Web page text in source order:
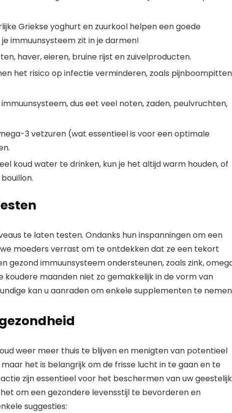
Griekse yoghurt en zuurkool helpen een goede
immuunsysteem zit in je darmen!
haver, eieren, bruine rijst en zuivelproducten.
het risico op infectie verminderen, zoals
dus eet veel noten, zaden, peulvruchten,
3 vetzuren (wat essentieel is voor een optimale
koud water te drinken, kun je het altijd warm houden, of
te laten testen. Ondanks hun inspanningen om een
moeders verrast om te ontdekken dat ze een tekort
gezond immuunsysteem ondersteunen, zoals zink,
koudere maanden niet zo gemakkelijk in de vorm van
kan u aanraden om enkele supplementen te
weer meer thuis te blijven en menigten van potentieel
het is belangrijk om de frisse lucht in te gaan en te
zijn essentieel voor het beschermen van uw
om een ​​gezondere levensstijl te bevorderen en
suggesties: